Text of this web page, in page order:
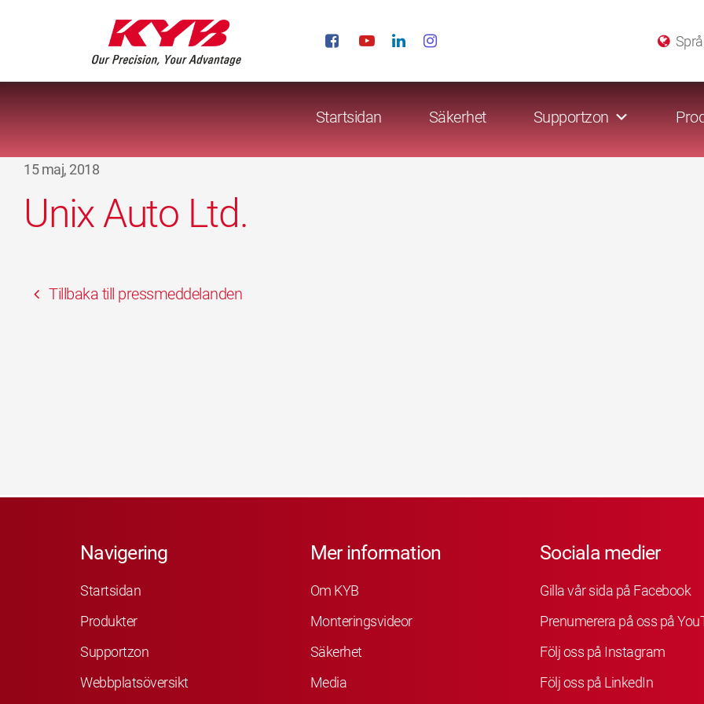
Startsidan Säkerhet Supportzon
15 maj, 2018
Unix Auto Ltd.
Tillbaka till pressmeddelanden
Navigering
Startsidan
Produkter
Supportzon
Webbplatsöversikt
Mer information
Om KYB
Monteringsvideor
Säkerhet
Media
Sociala medier
Gilla vår sida på Facebook
Prenumerera på oss på
Följ oss på Instagram
Följ oss på LinkedIn